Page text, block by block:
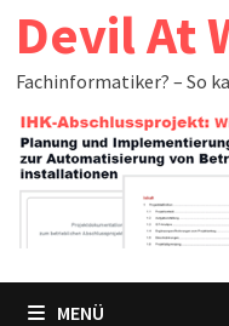
Devil At
Fachinformatiker? – So
MENÜ